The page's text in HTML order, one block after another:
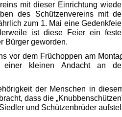
mit dieser Einrichtung
des Schützenvereins mit
zum 1. Mai eine
ist diese Feier ein
Bürger geworden.
vor dem Früchoppen am
einer kleinen Andacht an
der Menschen in
dass die
und Schützenbrüder